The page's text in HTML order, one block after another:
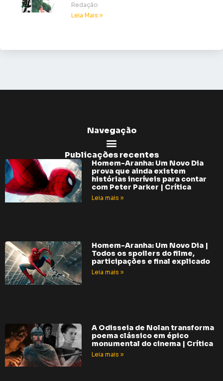
Redação
Leia Mais »
Navegação
Publicações recentes
Homem-Aranha: Um Novo Dia
prova que ainda existem
histórias incríveis para contar
com Peter Parker | Crítica
Leia mais »
Homem-Aranha: Um Novo Dia |
Todos os spoilers do filme,
participações e final explicado
Leia mais »
A Odisseia de Nolan transforma
poema clássico em épico
monumental do cinema | Crítica
Leia mais »